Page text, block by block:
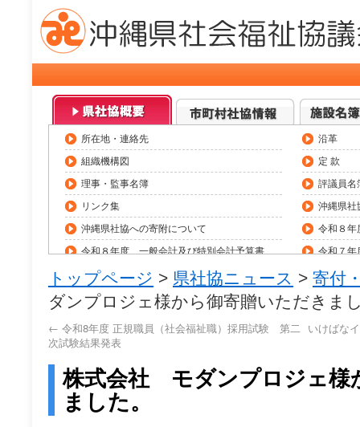
所在地・連絡先 沿革
組織機構図 定 款
理事・監事名簿 評議員名
リンク集 沖縄県
沖縄県社協への寄附について 令和８
令和８年度 一般会計及び特別会計予算書 令和７
令和７年度 一般会計及び特別会計決算 県内社会
職員採用情報（令和8年度） 助成金情
研修会・大会等一覧
トップページ > 県社協ニュース > 寄付
ダンプロジェ様から御寄贈いただきま
← 令和8年度 正規職員（社会福祉職）採用試験 第二
次試験結果発表
いけばな
株式会社 モダンプロジェ様
ました。